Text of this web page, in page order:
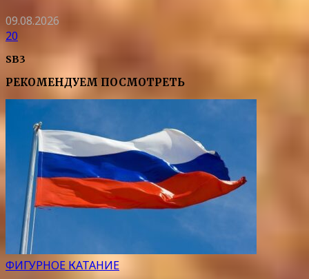
09.08.2026
20
SB3
РЕКОМЕНДУЕМ ПОСМОТРЕТЬ
ФИГУРНОЕ КАТАНИЕ